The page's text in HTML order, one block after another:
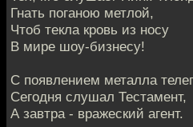
Гнать поганою метлой,
Чтоб текла кровь из носу
В мире шоу-бизнесу!
С появлением металла
Сегодня слушал Тестамент,
А завтра - вражеский агент.